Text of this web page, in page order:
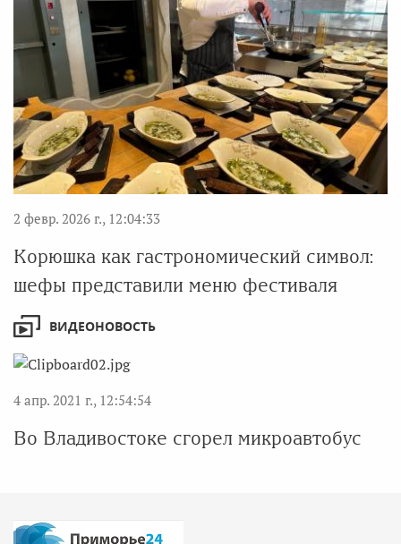
2 февр. 2026 г., 12:04:33
Корюшка как гастрономический символ:
шефы представили меню фестиваля
ВИДЕОНОВОСТЬ
4 апр. 2021 г., 12:54:54
Во Владивостоке сгорел микроавтобус